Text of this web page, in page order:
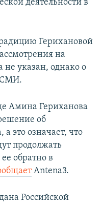
деятельности в
Герихановой
на
не указан, однако о
СМИ.
Амина Гериханова
об
это означает, что
продолжать
обратно в
Аntena3.
Российской